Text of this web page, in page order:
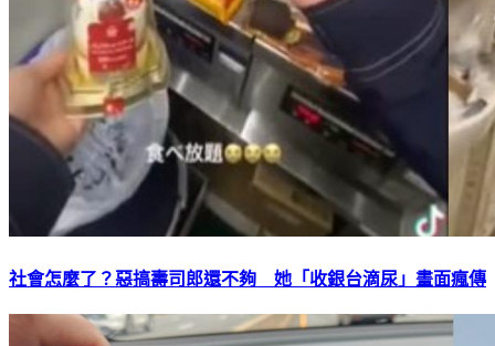
社會怎麼了？惡搞壽司郎還不夠 她「收銀台滴尿」畫面瘋傳